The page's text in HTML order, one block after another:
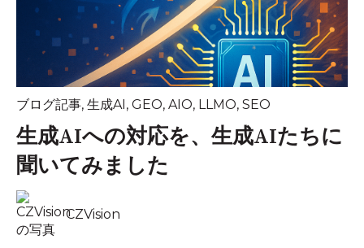
ブログ記事, 生成AI, GEO, AIO, LLMO, SEO
生成AIへの対応を、生成AIたちに
聞いてみました
CZVision